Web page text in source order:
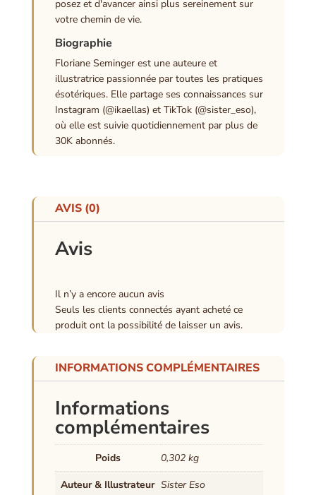
posez et d'avancer ainsi plus sereinement sur
votre chemin de vie.
Biographie
Floriane Seminger est une auteure et
illustratrice passionnée par toutes les pratiques
ésotériques. Elle partage ses connaissances sur
Instagram (@ikaellas) et TikTok (@sister_eso),
où elle est suivie quotidiennement par plus de
30K abonnés.
AVIS (0)
Avis
Il n’y a encore aucun avis
Seuls les clients connectés ayant acheté ce
produit ont la possibilité de laisser un avis.
INFORMATIONS COMPLÉMENTAIRES
Informations
complémentaires
Poids
0,302 kg
Auteur & Illustrateur Sister Eso